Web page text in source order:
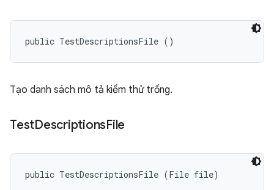
public TestDescriptionsFile ()
Tạo danh sách mô tả kiểm thử trống.
TestDescriptionsFile
public TestDescriptionsFile (File file)